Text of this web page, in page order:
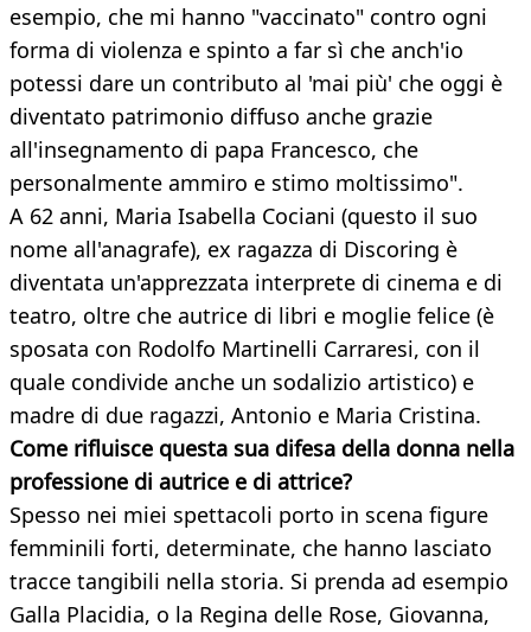
esempio, che mi hanno "vaccinato" contro ogni
forma di violenza e spinto a far sì che anch'io
potessi dare un contributo al 'mai più' che oggi è
diventato patrimonio diffuso anche grazie
all'insegnamento di papa Francesco, che
personalmente ammiro e stimo moltissimo".
A 62 anni, Maria Isabella Cociani (questo il suo
nome all'anagrafe), ex ragazza di Discoring è
diventata un'apprezzata interprete di cinema e di
teatro, oltre che autrice di libri e moglie felice (è
sposata con Rodolfo Martinelli Carraresi, con il
quale condivide anche un sodalizio artistico) e
madre di due ragazzi, Antonio e Maria Cristina.
Come rifluisce questa sua difesa della donna nella
professione di autrice e di attrice?
Spesso nei miei spettacoli porto in scena figure
femminili forti, determinate, che hanno lasciato
tracce tangibili nella storia. Si prenda ad esempio
Galla Placidia, o la Regina delle Rose, Giovanna,